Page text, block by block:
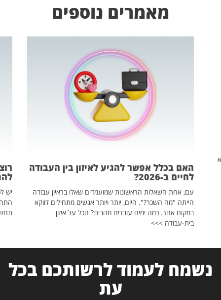
מאמרים נוספים
האם בכלל אפשר להגיע לאיזון בין העבודה
לחיים ב-2026?
עם, אחת השאלות הראשונות שמועמדים שאלו בראיון עבודה
הייתה "מה השכר?". היום, יותר ויותר אנשים מתחילים דווקא
במקום אחר. כמה ימים עובדים מהבית? הכל על איזון
בית-עבודה >>>
יש
נשמח לעמוד לרשותכם בכל
עת